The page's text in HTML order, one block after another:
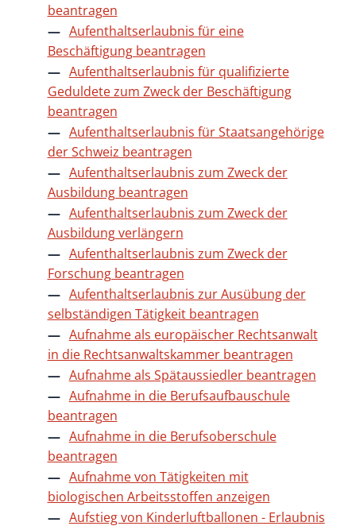
beantragen
Aufenthaltserlaubnis für eine
Beschäftigung beantragen
Aufenthaltserlaubnis für qualifizierte
Geduldete zum Zweck der Beschäftigung
beantragen
Aufenthaltserlaubnis für Staatsangehörige
der Schweiz beantragen
Aufenthaltserlaubnis zum Zweck der
Ausbildung beantragen
Aufenthaltserlaubnis zum Zweck der
Ausbildung verlängern
Aufenthaltserlaubnis zum Zweck der
Forschung beantragen
Aufenthaltserlaubnis zur Ausübung der
selbständigen Tätigkeit beantragen
Aufnahme als europäischer Rechtsanwalt
in die Rechtsanwaltskammer beantragen
Aufnahme als Spätaussiedler beantragen
Aufnahme in die Berufsaufbauschule
beantragen
Aufnahme in die Berufsoberschule
beantragen
Aufnahme von Tätigkeiten mit
biologischen Arbeitsstoffen anzeigen
Aufstieg von Kinderluftballonen - Erlaubnis